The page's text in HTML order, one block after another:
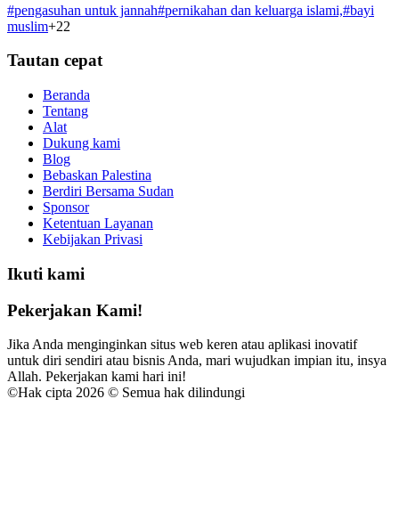
#pengasuhan untuk jannah#pernikahan dan keluarga islami,#bayi
muslim+22
Tautan cepat
Beranda
Tentang
Alat
Dukung kami
Blog
Bebaskan Palestina
Berdiri Bersama Sudan
Sponsor
Ketentuan Layanan
Kebijakan Privasi
Ikuti kami
Pekerjakan Kami!
Jika Anda menginginkan situs web keren atau aplikasi inovatif
untuk diri sendiri atau bisnis Anda, mari wujudkan impian itu, insya
Allah. Pekerjakan kami hari ini!
©Hak cipta 2026 © Semua hak dilindungi